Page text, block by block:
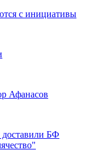
с инициативы
Афанасов
БФ